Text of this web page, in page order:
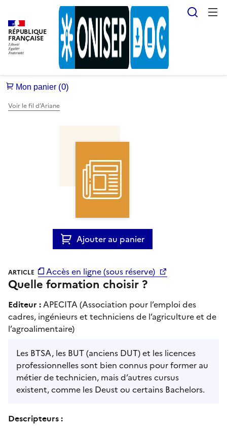
RÉPUBLIQUE
FRANÇAISE
Voir le fil d’Ariane
Ajouter au panier
Accès en ligne (sous réserve)
ARTICLE
Quelle formation choisir ?
Editeur :APECITA (Association pour l’emploi des
cadres, ingénieurs et techniciens de l’agriculture et de
l’agroalimentaire)
Les BTSA, les BUT (anciens DUT) et les licences
professionnelles sont bien connus pour former au
métier de technicien, mais d’autres cursus
existent, comme les Deust ou certains Bachelors.
Descripteurs :